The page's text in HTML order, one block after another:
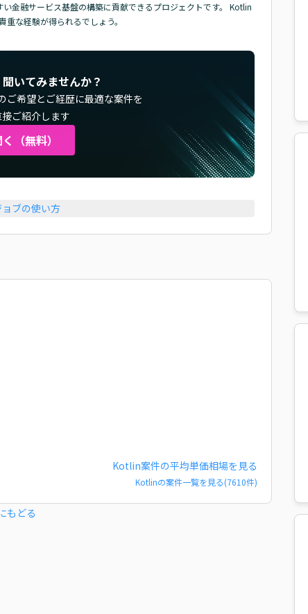
金融サービス基盤の構築に貢献できるプロジェクトです。 Kotlin
な経験が得られるでしょう。
いてみませんか？
ご希望とご経歴に最適な案件を
ご紹介します
（無料）
ブの使い方
Kotlin案件の平均単価相場を見る
Kotlinの案件一覧を見る(7610件)
もどる